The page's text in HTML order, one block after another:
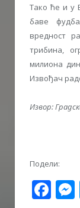
Тако ће и у
баве
вредност
трибина,
милиона
Извођач
Извор:
Подели: